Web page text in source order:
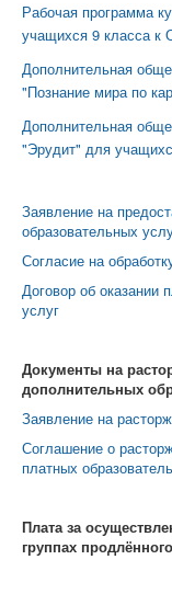
Рабочая программа
учащихся 9 класса к
Дополнительная
"Познание мира по
Дополнительная
"Эрудит" для
Заявление на
образовательных
Согласие на
Договор об оказании
услуг
Документы на
дополнительных
Заявление на
Соглашение о
платных
Плата за
группах